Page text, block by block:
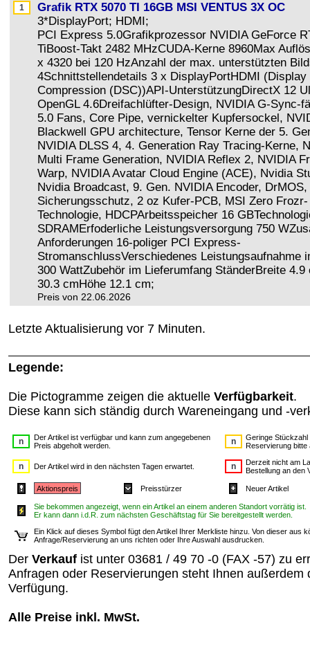
Grafik RTX 5070 TI 16GB MSI VENTUS 3X OC
3*DisplayPort; HDMI;
PCI Express 5.0Grafikprozessor NVIDIA GeForce
TiBoost-Takt 2482 MHzCUDA-Kerne 8960Max
x 4320 bei 120 HzAnzahl der max. unterstützten
4Schnittstellendetails 3 x DisplayPortHDMI (Display
Compression (DSC))API-UnterstützungDirectX 12
OpenGL 4.6Dreifachlüfter-Design, NVIDIA G-Sync-
5.0 Fans, Core Pipe, vernickelter Kupfersockel,
Blackwell GPU architecture, Tensor Kerne der 5.
NVIDIA DLSS 4, 4. Generation Ray Tracing-Kerne,
Multi Frame Generation, NVIDIA Reflex 2, NVIDIA
Warp, NVIDIA Avatar Cloud Engine (ACE), Nvidia
Nvidia Broadcast, 9. Gen. NVIDIA Encoder, DrMOS,
Sicherungsschutz, 2 oz Kufer-PCB, MSI Zero Frozr-
Technologie, HDCPArbeitsspeicher 16
SDRAMErfoderliche Leistungsversorgung 750
Anforderungen 16-poliger PCI Express-
StromanschlussVerschiedenes Leistungsaufnahme
300 WattZubehör im Lieferumfang StänderBreite 4.9
30.3 cmHöhe 12.1 cm;
Preis von 22.06.2026
Letzte Aktualisierung vor 7 Minuten.
Legende:
Die Pictogramme zeigen die aktuelle Verfügbarkeit.
Diese kann sich ständig durch Wareneingang und -
Der Artikel ist verfügbar und kann zum angegebenen
Preis abgeholt werden.
Geringe Stückzahl
Reservierung bitte
Der Artikel wird in den nächsten Tagen erwartet.
Derzeit nicht am
Bestellung an den
Aktionspreis Preisstürzer Neuer Artikel
Sie bekommen angezeigt, wenn ein Artikel an einem anderen Standort vorrätig ist.
Er kann dann i.d.R. zum nächsten Geschäftstag für Sie bereitgestellt werden.
Ein Klick auf dieses Symbol fügt den Artikel Ihrer Merkliste hinzu. Von dieser aus
Anfrage/Reservierung an uns richten oder Ihre Auswahl ausdrucken.
Der Verkauf ist unter 03681 / 49 70 -0 (FAX -57) zu
Anfragen oder Reservierungen steht Ihnen außerdem
Verfügung.
Alle Preise inkl. MwSt.